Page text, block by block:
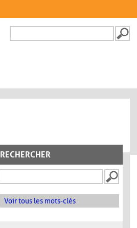
FORMULAIRE DE
RECHERCHER
Voir tous les mots-clés